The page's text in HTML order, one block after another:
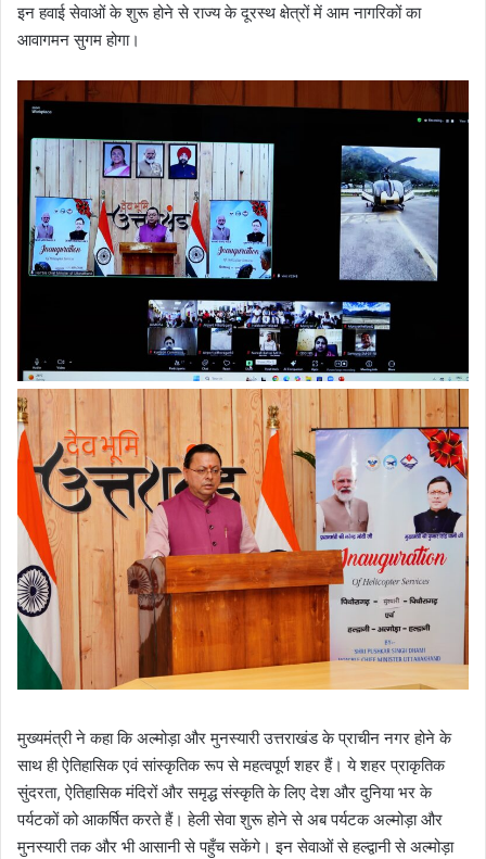
इन हवाई सेवाओं के शुरू होने से राज्य के दूरस्थ क्षेत्रों में आम नागरिकों का
आवागमन सुगम होगा।
मुख्यमंत्री ने कहा कि अल्मोड़ा और मुनस्यारी उत्तराखंड के प्राचीन नगर होने के
साथ ही ऐतिहासिक एवं सांस्कृतिक रूप से महत्वपूर्ण शहर हैं। ये शहर प्राकृतिक
सुंदरता, ऐतिहासिक मंदिरों और समृद्ध संस्कृति के लिए देश और दुनिया भर के
पर्यटकों को आकर्षित करते हैं। हेली सेवा शुरू होने से अब पर्यटक अल्मोड़ा और
मुनस्यारी तक और भी आसानी से पहुँच सकेंगे। इन सेवाओं से हल्द्वानी से अल्मोड़ा